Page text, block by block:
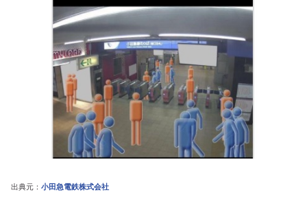
出典元： 小田急電鉄株式会社